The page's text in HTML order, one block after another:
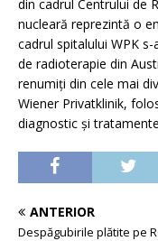
din cadrul Centrului de
nucleară reprezintă o
cadrul spitalului WPK
de radioterapie din
renumiți din cele mai
Wiener Privatklinik,
diagnostic și
ANTERIOR
Despăgubirile plătite pe